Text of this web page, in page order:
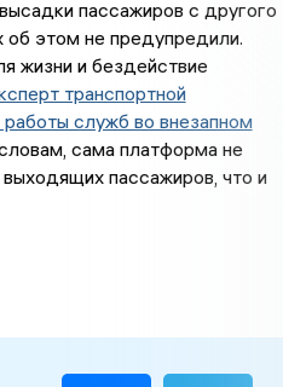
пассажиров с другого
этом не предупредили.
жизни и бездействие
транспортной
служб во внезапном
сама платформа не
пассажиров, что и